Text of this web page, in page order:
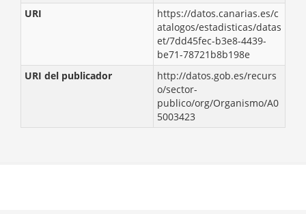
URI
https://datos.canarias.es/c
atalogos/estadisticas/datas
et/7dd45fec-b3e8-4439-
be71-78721b8b198e
URI del publicador
http://datos.gob.es/recurs
o/sector-
publico/org/Organismo/A0
5003423